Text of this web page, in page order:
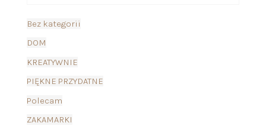
Bez kategorii
DOM
KREATYWNIE
PIĘKNE PRZYDATNE
Polecam
ZAKAMARKI